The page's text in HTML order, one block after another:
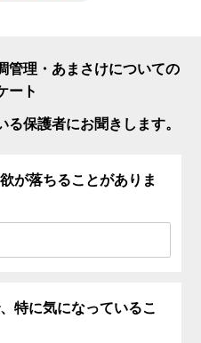
管理・あまさけについての
ート
保護者にお聞きします。
が落ちることがありま
特に気になっているこ